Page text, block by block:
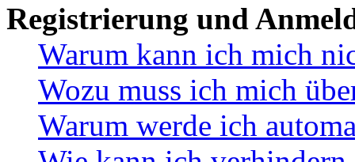
Registrierung und
Warum kann ich mich
Wozu muss ich mich
Warum werde ich